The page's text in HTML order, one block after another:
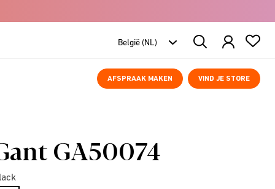
Search
Products
AFSPRAAK MAKEN VIND JE STORE
GA50074